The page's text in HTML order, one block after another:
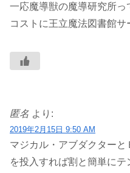
一応魔導獣の魔導研究所
コストに王立魔法図書館
匿名 より:
2019年2月15日 9:50 AM
マジカル・アブダクター
を投入すれば割と簡単に